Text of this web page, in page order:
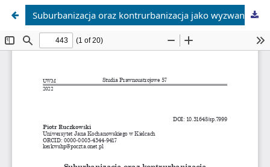
Suburbanizacja oraz kontrurbanizacja jako wyzwania dla gmin